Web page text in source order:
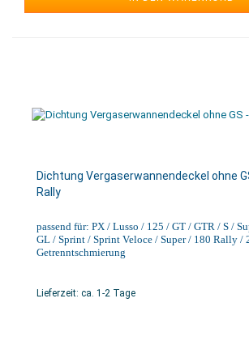
Dichtung Vergaserwannendeckel ohne
Rally
passend für: PX / Lusso / 125 / GT / GTR / S /
GL / Sprint / Sprint Veloce / Super / 180 Rally /
Getrenntschmierung
Lieferzeit: ca. 1-2 Tage